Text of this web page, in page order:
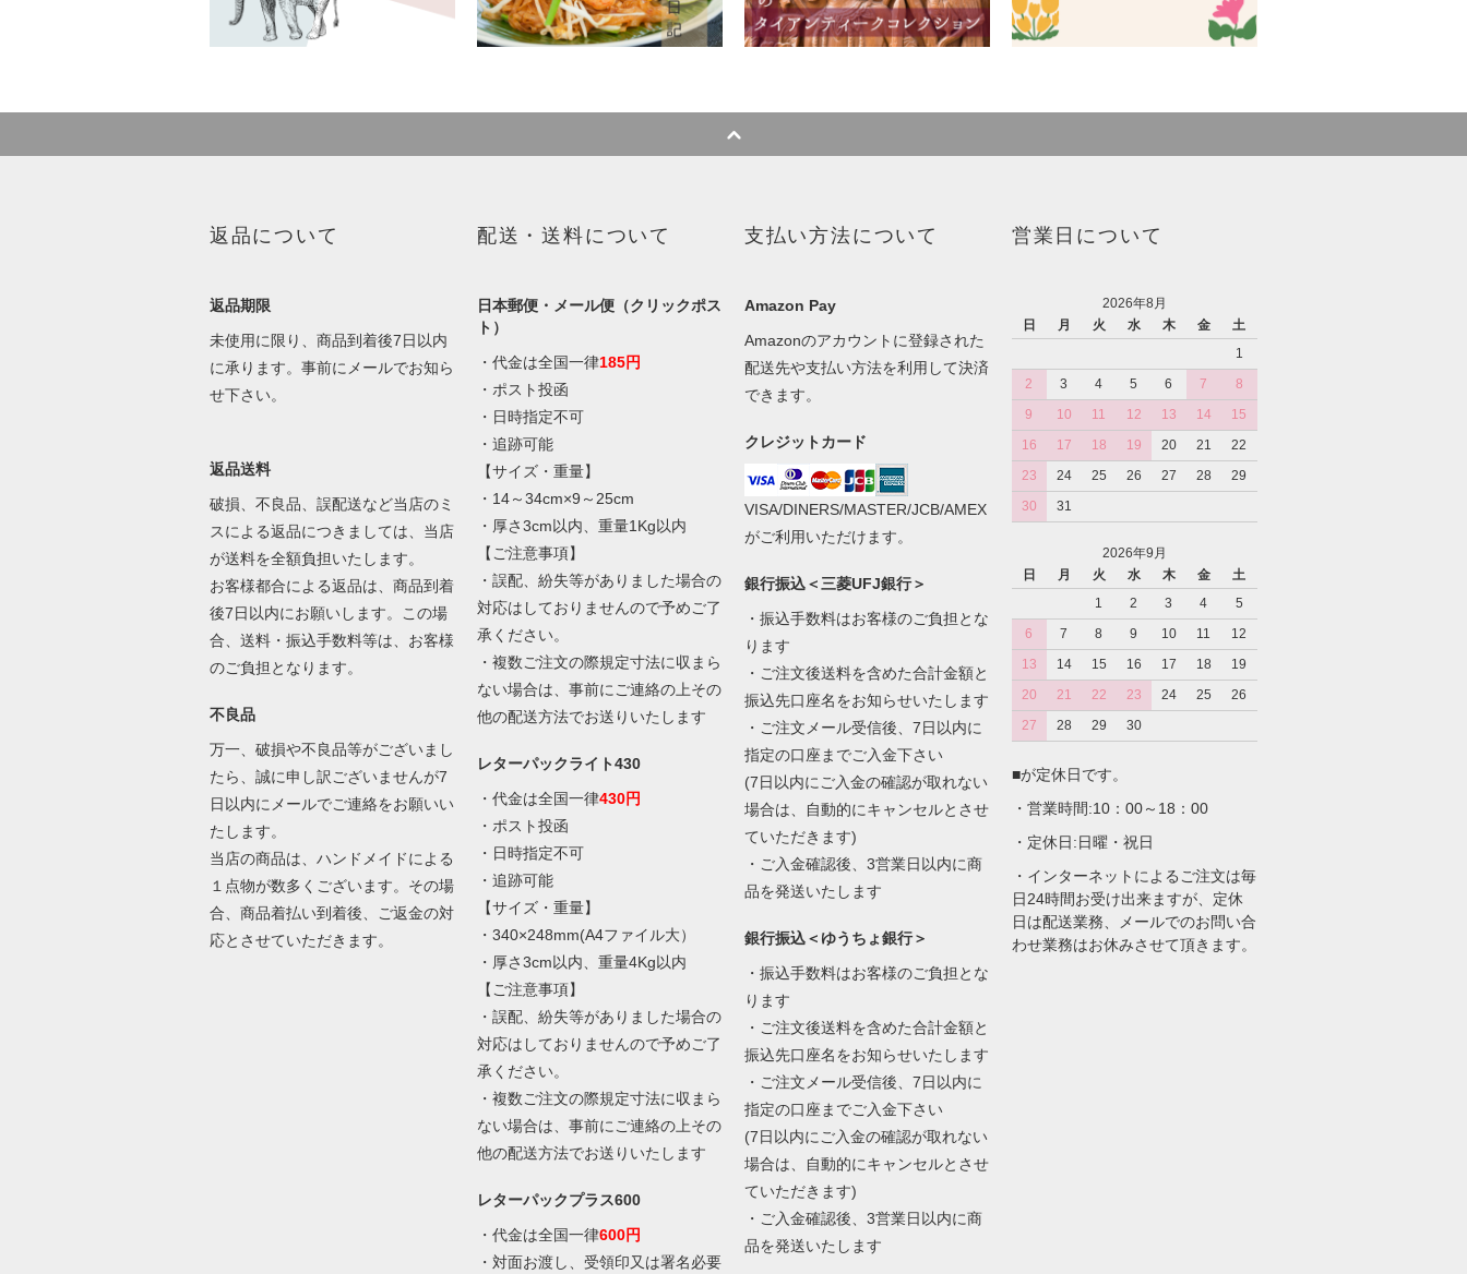
返品について
返品期限
未使用に限り、商品到着後7日以内
に承ります。事前にメールでお知ら
せ下さい。
返品送料
破損、不良品、誤配送など当店のミ
スによる返品につきましては、当店
が送料を全額負担いたします。
お客様都合による返品は、商品到着
後7日以内にお願いします。この場
合、送料・振込手数料等は、お客様
のご負担となります。
不良品
万一、破損や不良品等がございまし
たら、誠に申し訳ございませんが7
日以内にメールでご連絡をお願いい
たします。
当店の商品は、ハンドメイドによる
１点物が数多くございます。その場
合、商品着払い到着後、ご返金の対
応とさせていただきます。
配送・送料について
日本郵便・メール便（クリックポス
ト）
・代金は全国一律185円
・ポスト投函
・日時指定不可
・追跡可能
【サイズ・重量】
・14～34cm×9～25cm
・厚さ3cm以内、重量1Kg以内
【ご注意事項】
・誤配、紛失等がありました場合の
対応はしておりませんので予めご了
承ください。
・複数ご注文の際規定寸法に収まら
ない場合は、事前にご連絡の上その
他の配送方法でお送りいたします
レターパックライト430
・代金は全国一律430円
・ポスト投函
・日時指定不可
・追跡可能
【サイズ・重量】
・340×248mm(A4ファイル大）
・厚さ3cm以内、重量4Kg以内
【ご注意事項】
・誤配、紛失等がありました場合の
対応はしておりませんので予めご了
承ください。
・複数ご注文の際規定寸法に収まら
ない場合は、事前にご連絡の上その
他の配送方法でお送りいたします
レターパックプラス600
・代金は全国一律600円
・対面お渡し、受領印又は署名必要
支払い方法について
Amazon Pay
Amazonのアカウントに登録された
配送先や支払い方法を利用して決済
できます。
クレジットカード
VISA/DINERS/MASTER/JCB/AMEX
がご利用いただけます。
銀行振込＜三菱UFJ銀行＞
・振込手数料はお客様のご負担とな
ります
・ご注文後送料を含めた合計金額と
振込先口座名をお知らせいたします
・ご注文メール受信後、7日以内に
指定の口座までご入金下さい
(7日以内にご入金の確認が取れない
場合は、自動的にキャンセルとさせ
ていただきます)
・ご入金確認後、3営業日以内に商
品を発送いたします
銀行振込＜ゆうちょ銀行＞
・振込手数料はお客様のご負担とな
ります
・ご注文後送料を含めた合計金額と
振込先口座名をお知らせいたします
・ご注文メール受信後、7日以内に
指定の口座までご入金下さい
(7日以内にご入金の確認が取れない
場合は、自動的にキャンセルとさせ
ていただきます)
・ご入金確認後、3営業日以内に商
品を発送いたします
営業日について
2026年8月
日
月 火 水 木 金
土
1
2
3 4 5 6 7
8
9
10 11 12 13 14
15
16
17 18 19 20 21
22
23
24 25 26 27 28
29
30
31
2026年9月
日
月 火 水 木 金
土
1
2 3 4
5
6
7 8 9 10 11
12
13
14 15 16 17 18
19
20
21 22 23 24 25
26
27
28 29 30
■が定休日です。
・営業時間:10：00～18：00
・定休日:日曜・祝日
・インターネットによるご注文は毎
日24時間お受け出来ますが、定休
日は配送業務、メールでのお問い合
わせ業務はお休みさせて頂きます。